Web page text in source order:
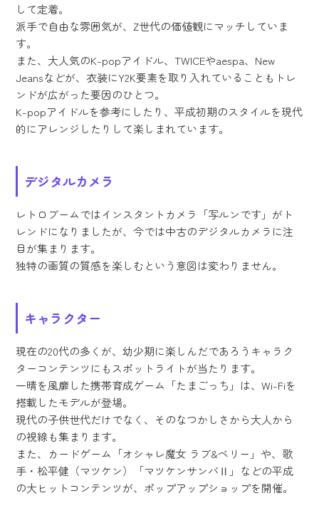
して定着。
派手で自由な雰囲気が、Z世代の価値観にマッチしていま
す。
また、大人気のK-popアイドル、TWICEやaespa、New
Jeansなどが、衣装にY2K要素を取り入れていることもトレ
ンドが広がった要因のひとつ。
K-popアイドルを参考にしたり、平成初期のスタイルを現代
的にアレンジしたりして楽しまれています。
デジタルカメラ
レトロブームではインスタントカメラ「写ルンです」がト
レンドになりましたが、今では中古のデジタルカメラに注
目が集まります。
独特の画質の質感を楽しむという意図は変わりません。
キャラクター
現在の20代の多くが、幼少期に楽しんだであろうキャラク
ターコンテンツにもスポットライトが当たります。
一晴を風靡した携帯育成ゲーム「たまごっち」は、Wi-Fiを
搭載したモデルが登場。
現代の子供世代だけでなく、そのなつかしさから大人から
の視線も集まります。
また、カードゲーム「オシャレ魔女 ラブ&ベリー」や、歌
手・松平健（マツケン）「マツケンサンバⅡ」などの平成
の大ヒットコンテンツが、ポップアップショップを開催。